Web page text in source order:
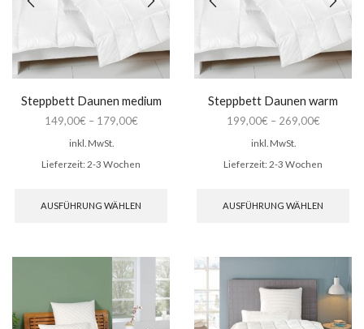
Steppbett Daunen medium
149,00€ – 179,00€
inkl. MwSt.
Lieferzeit: 2-3 Wochen
AUSFÜHRUNG WÄHLEN
auf.
Die
Optionen
können
auf
Steppbett Daunen warm
199,00€ – 269,00€
inkl. MwSt.
Lieferzeit: 2-3 Wochen
AUSFÜHRUNG WÄHLEN
auf.
Die
auf